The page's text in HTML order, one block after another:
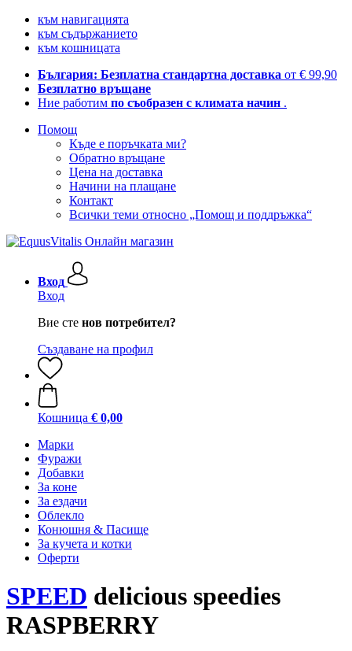
към навигацията
към съдържанието
към кошницата
България: Безплатна стандартна доставка от € 99,90
Безплатно връщане
Ние работим по съобразен с климата начин .
Помощ
Къде е поръчката ми?
Обратно връщане
Цена на доставка
Начини на плащане
Контакт
Всички теми относно „Помощ и поддръжка“
Вход
Вход
Вие сте нов потребител?
Създаване на профил
Кошница € 0,00
Марки
Фуражи
Добавки
За коне
За ездачи
Облекло
Конюшня & Пасище
За кучета и котки
Оферти
SPEED delicious speedies
RASPBERRY